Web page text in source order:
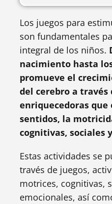
Los juegos para
son fundamentales
integral de los niños.
nacimiento hasta
promueve el
del cerebro a través
enriquecedoras
sentidos, la
cognitivas, sociales
Estas actividades se
través de juegos,
motrices, cognitivas,
emocionales, así